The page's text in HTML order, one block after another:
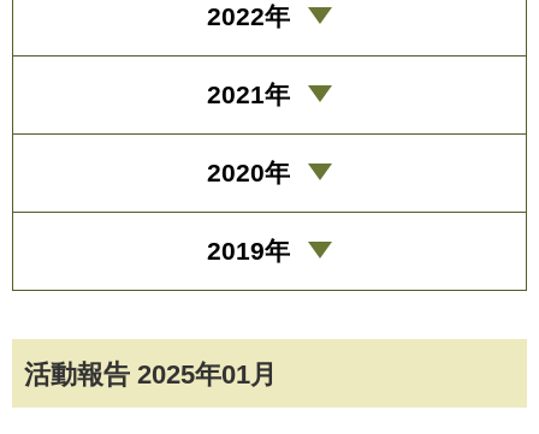
活動報告 2025年01月
2022年
2021年
2020年
2019年